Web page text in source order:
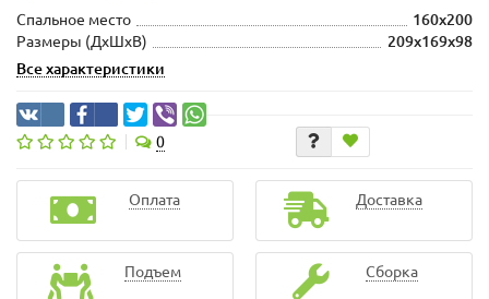
Спальное место
160x200
Размеры (ДхШxВ)
209x169x98
Все характеристики
0
Оплата Доставка
Подъем Сборка